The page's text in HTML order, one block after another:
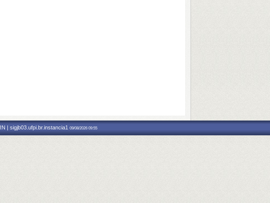
| sigjb03.ufpi.br.instancia1 09/08/2026 09:55